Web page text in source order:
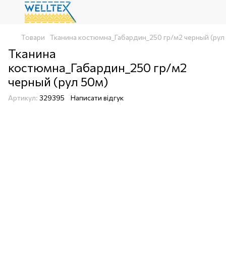
Товари Тканина костюмна_Габардин_250 гр/м2 черный
Тканина
костюмна_Габардин_250 гр/м2
черный (рул 50м)
Артикул: 329395 Написати відгук